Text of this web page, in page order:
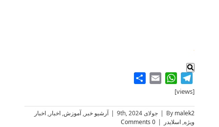
.
Telegram
WhatsApp
Email
[views]
By malek2 جولای 9th, 2024 آرشیو خبر,آموزش,اخبار,اخبار
ویژه,اسلایدر 0 Comments